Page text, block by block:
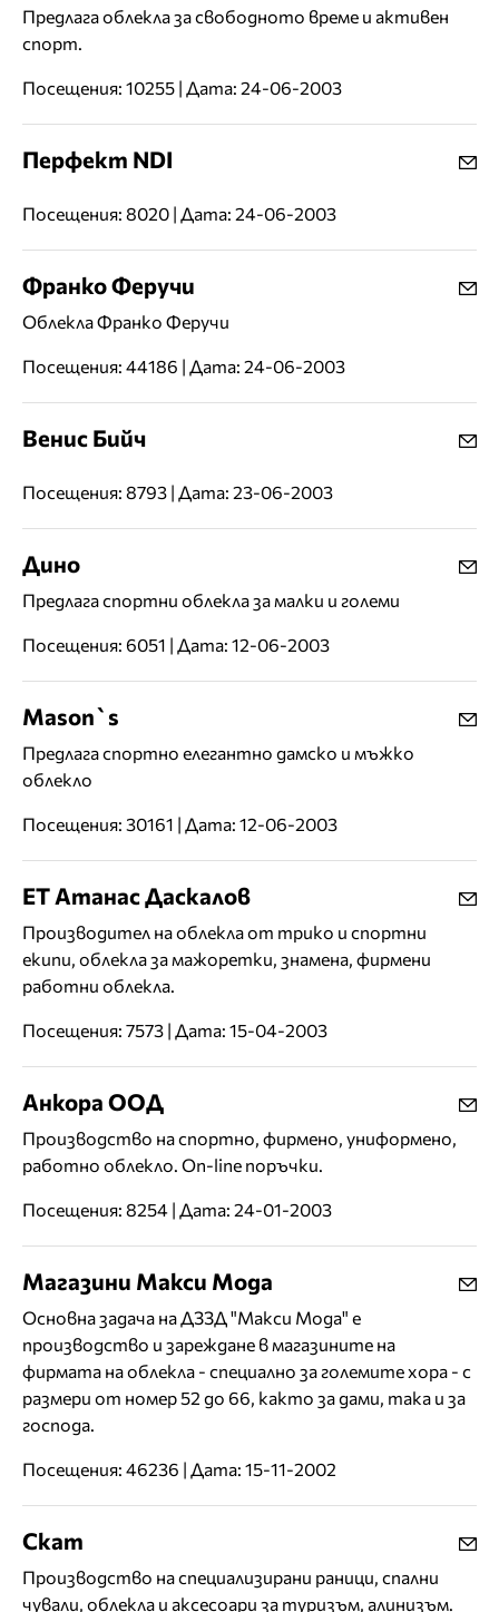
Предлага облекла за свободното време и активен
спорт.
Посещения: 10255 | Дата: 24-06-2003
Перфект NDI
Посещения: 8020 | Дата: 24-06-2003
Франко Феручи
Облекла Франко Феручи
Посещения: 44186 | Дата: 24-06-2003
Венис Бийч
Посещения: 8793 | Дата: 23-06-2003
Дино
Предлага спортни облекла за малки и големи
Посещения: 6051 | Дата: 12-06-2003
Mason`s
Предлага спортно елегантно дамско и мъжко
облекло
Посещения: 30161 | Дата: 12-06-2003
ЕТ Атанас Даскалов
Производител на облекла от трико и спортни
екипи, облекла за мажоретки, знамена, фирмени
работни облекла.
Посещения: 7573 | Дата: 15-04-2003
Анкора ООД
Производство на спортно, фирмено, униформено,
работно облекло. On-line поръчки.
Посещения: 8254 | Дата: 24-01-2003
Магазини Макси Мода
Основна задача на ДЗЗД "Макси Мода" е
производство и зареждане в магазините на
фирмата на облекла - специално за големите хора - с
размери от номер 52 до 66, както за дами, така и за
господа.
Посещения: 46236 | Дата: 15-11-2002
Скат
Производство на специализирани раници, спални
чували, облекла и аксесоари за туризъм, алинизъм.